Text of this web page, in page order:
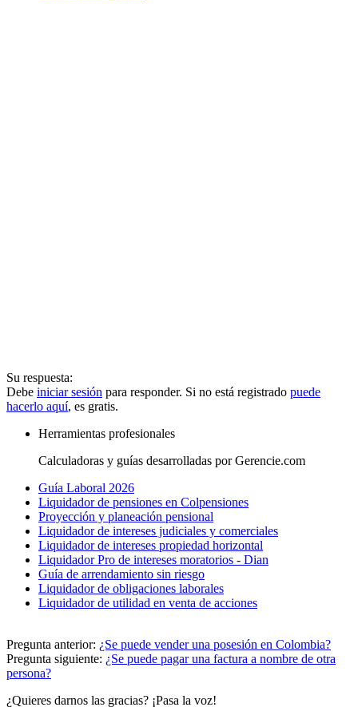
Su respuesta:
Debe iniciar sesión para responder. Si no está registrado puede
hacerlo aquí, es gratis.
Herramientas profesionales
Calculadoras y guías desarrolladas por Gerencie.com
Guía Laboral 2026
Liquidador de pensiones en Colpensiones
Proyección y planeación pensional
Liquidador de intereses judiciales y comerciales
Liquidador de intereses propiedad horizontal
Liquidador Pro de intereses moratorios - Dian
Guía de arrendamiento sin riesgo
Liquidador de obligaciones laborales
Liquidador de utilidad en venta de acciones
Pregunta anterior: ¿Se puede vender una posesión en Colombia?
Pregunta siguiente: ¿Se puede pagar una factura a nombre de otra
persona?
¿Quieres darnos las gracias? ¡Pasa la voz!